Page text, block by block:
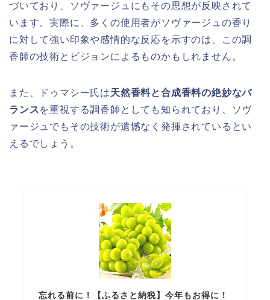
づいており、ソヴァージュにもその思想が反映されて
います。実際に、多くの使用者がソヴァージュの香り
に対して強い印象や感情的な反応を示すのは、この調
香師の技術とビジョンによるものかもしれません。
また、ドゥマシー氏は天然香料と合成香料の絶妙なバ
ランスを重視する調香師としても知られており、ソヴ
ァージュでもその技術が遺憾なく発揮されているとい
えるでしょう。
忘れる前に！【ふるさと納税】今年もお得に！